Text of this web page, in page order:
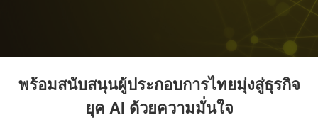
พร้อมสนับสนุนผู้ประกอบการไทยมุ่งสู่ธุรกิจ
ยุค AI ด้วยความมั่นใจ